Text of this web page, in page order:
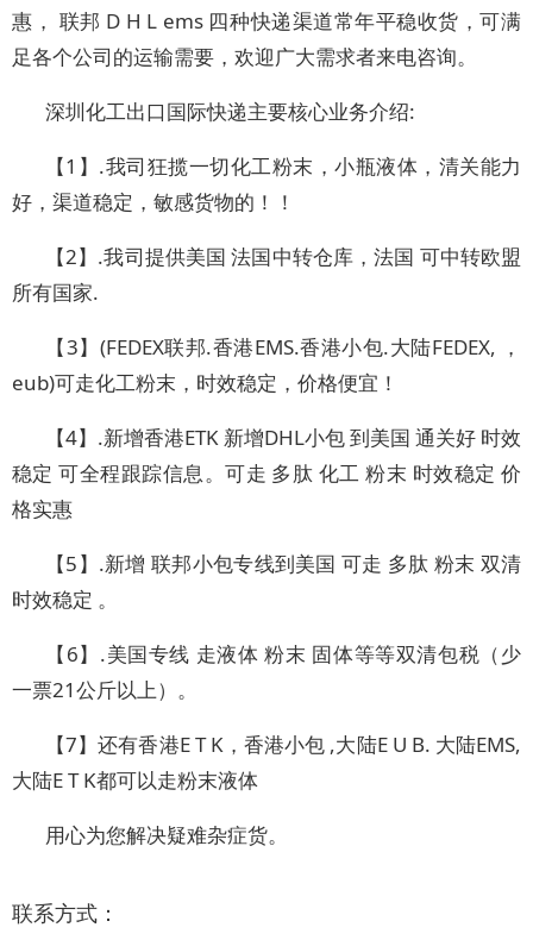
惠， 联邦 D H L ems 四种快递渠道常年平稳收货，可满
足各个公司的运输需要，欢迎广大需求者来电咨询。
深圳化工出口国际快递主要核心业务介绍:
【1】.我司狂揽一切化工粉末，小瓶液体，清关能力
好，渠道稳定，敏感货物的！！
【2】.我司提供美国 法国中转仓库，法国 可中转欧盟
所有国家.
【3】(FEDEX联邦.香港EMS.香港小包.大陆FEDEX, ，
eub)可走化工粉末，时效稳定，价格便宜！
【4】.新增香港ETK 新增DHL小包 到美国 通关好 时效
稳定 可全程跟踪信息。可走 多肽 化工 粉末 时效稳定 价
格实惠
【5】.新增 联邦小包专线到美国 可走 多肽 粉末 双清
时效稳定 。
【6】.美国专线 走液体 粉末 固体等等双清包税（少
一票21公斤以上）。
【7】还有香港E T K，香港小包 ,大陆E U B. 大陆EMS,
大陆E T K都可以走粉末液体
用心为您解决疑难杂症货。
联系方式：